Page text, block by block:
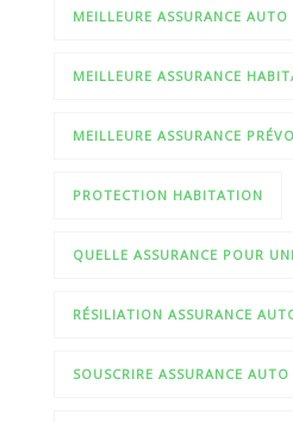
MEILLEURE ASSURANCE AUTO
MEILLEURE ASSURANCE
MEILLEURE ASSURANCE
PROTECTION HABITATION
QUELLE ASSURANCE POUR
RÉSILIATION ASSURANCE
SOUSCRIRE ASSURANCE AUTO